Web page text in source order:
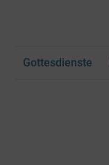
Gottesdienste